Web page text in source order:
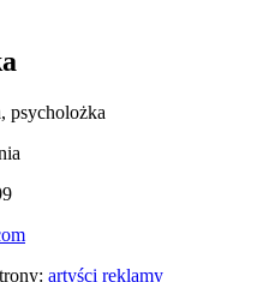
psycholożka
artyści reklamy